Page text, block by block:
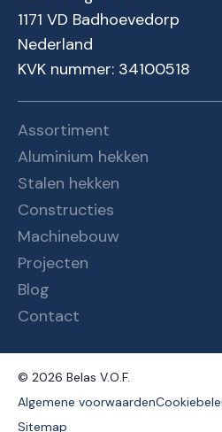
1171 VD Badhoevedorp
Nederland
KVK nummer: 34100518
Assortiment
Aluminium hekken
Stalen hekken
Constructies
Machinebouw
Projecten
Blog
Contact
© 2026 Belas V.O.F.
Algemene voorwaarden
Sitemap